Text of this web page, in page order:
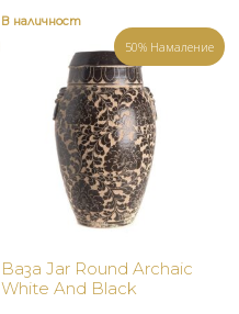
(528.07
лв.).
162 €
(316.84
В наличност
50% Намаление
Ваза Jar Round Archaic
White And Black